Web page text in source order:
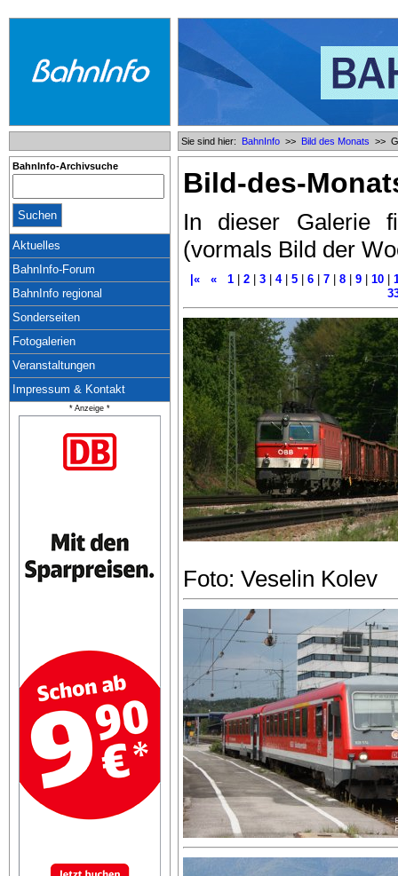
BahnInfo-Archivsuche
Aktuelles
BahnInfo-Forum
BahnInfo regional
Sonderseiten
Fotogalerien
Veranstaltungen
Impressum & Kontakt
* Anzeige *
Sie sind hier: BahnInfo >> Bild des Monats >>
Bild-des-
In dieser Galerie
(vormals Bild der
|« « 1 2 3 4| 5 6 7 8 9 10
Foto: Veselin Kolev